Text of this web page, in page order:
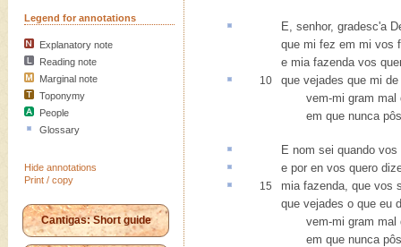
Legend for annotations
Explanatory note
Reading note
Marginal note
Toponymy
People
Glossary
Hide annotations
Print / copy
Cantigas: Short guide
E, senhor, gradesc'a
que mi fez em mi vos
e mia fazenda vos
10
que vejades que mi
vem-mi gram mal
em que nunca pôs
E nom sei quando vos
e por en vos quero
15
mia fazenda, que vos
que vejades o que eu
vem-mi gram mal
em que nunca pôs